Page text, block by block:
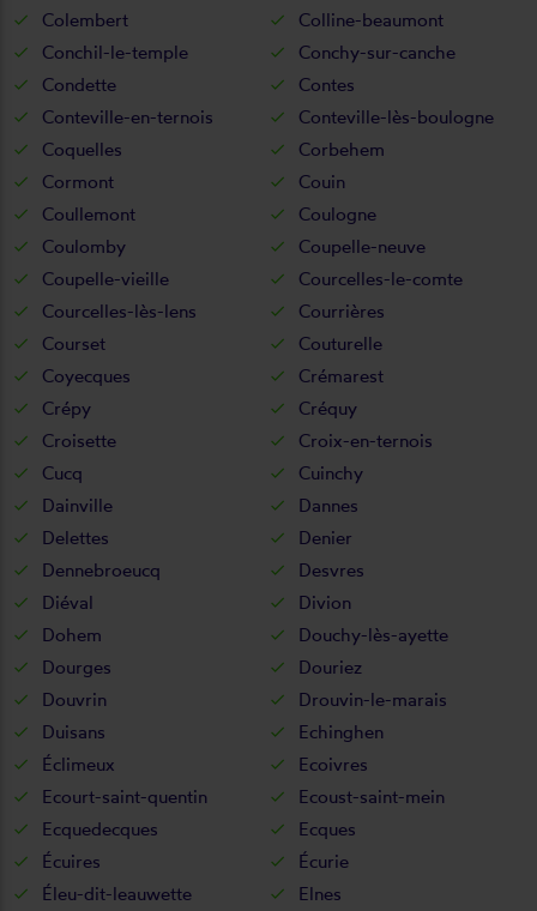
Colembert
Colline-beaumont
Conchil-le-temple
Conchy-sur-canche
Condette
Contes
Conteville-en-ternois
Conteville-lès-boulogne
Coquelles
Corbehem
Cormont
Couin
Coullemont
Coulogne
Coulomby
Coupelle-neuve
Coupelle-vieille
Courcelles-le-comte
Courcelles-lès-lens
Courrières
Courset
Couturelle
Coyecques
Crémarest
Crépy
Créquy
Croisette
Croix-en-ternois
Cucq
Cuinchy
Dainville
Dannes
Delettes
Denier
Dennebroeucq
Desvres
Diéval
Divion
Dohem
Douchy-lès-ayette
Dourges
Douriez
Douvrin
Drouvin-le-marais
Duisans
Echinghen
Éclimeux
Ecoivres
Ecourt-saint-quentin
Ecoust-saint-mein
Ecquedecques
Ecques
Écuires
Écurie
Éleu-dit-leauwette
Elnes